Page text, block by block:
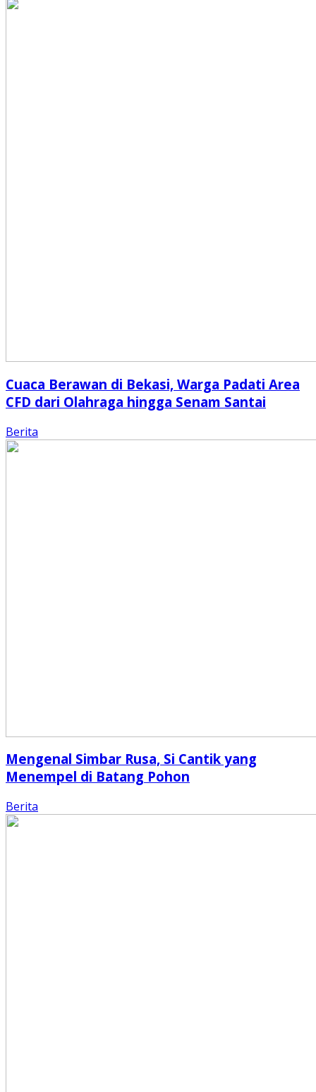
Cuaca Berawan di Bekasi, Warga Padati Area
CFD dari Olahraga hingga Senam Santai
Berita
Mengenal Simbar Rusa, Si Cantik yang
Menempel di Batang Pohon
Berita